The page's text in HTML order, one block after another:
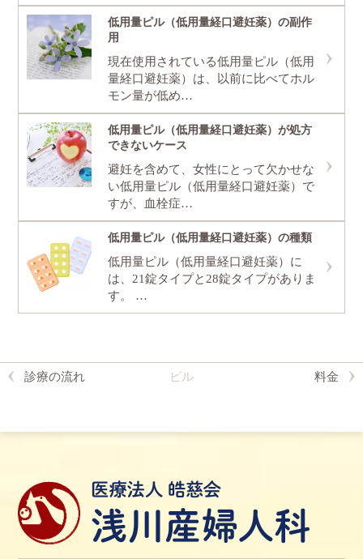
低用量ピル（低用量経口避妊薬）の副作
用
現在使用されている低用量ピル（低用
量経口避妊薬）は、以前に比べてホル
モン量が低め…
低用量ピル（低用量経口避妊薬）が処方
できないケース
避妊を含めて、女性にとって欠かせな
い低用量ピル（低用量経口避妊薬）で
すが、血栓症…
低用量ピル（低用量経口避妊薬）の種類
低用量ピル（低用量経口避妊薬）に
は、21錠タイプと28錠タイプがありま
す。 …
診療の流れ ピル 料金